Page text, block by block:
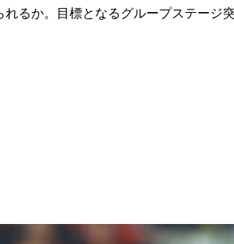
るか。目標となるグループステージ